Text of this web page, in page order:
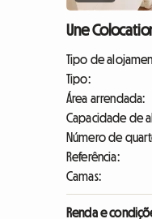
Une
Tipo de
Tipo:
Área arrendada:
Capacidade de
Número de
Referência:
Camas:
Renda e